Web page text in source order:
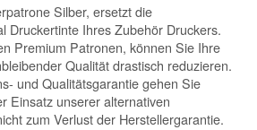
Silber, ersetzt die
Druckertinte Ihres Zubehör Druckers.
Premium Patronen, können Sie Ihre
Qualität drastisch reduzieren.
und Qualitätsgarantie gehen Sie
Einsatz unserer alternativen
zum Verlust der Herstellergarantie.